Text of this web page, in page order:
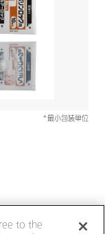
*最小包装単位
学 to the